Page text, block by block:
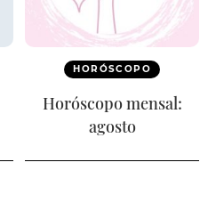
HORÓSCOPO
Horóscopo mensal:
agosto